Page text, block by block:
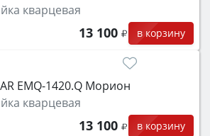
кварцевая
13 100 в корзину
EMQ-1420.Q Морион
кварцевая
13 100 в корзину